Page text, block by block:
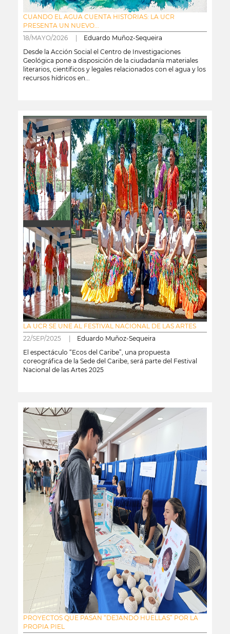
CUANDO EL AGUA CUENTA HISTORIAS: LA UCR
PRESENTA UN NUEVO...
18/MAYO/2026 | Eduardo Muñoz-Sequeira
Desde la Acción Social el Centro de Investigaciones
Geológica pone a disposición de la ciudadanía materiales
literarios, científicos y legales relacionados con el agua y los
recursos hídricos en...
LA UCR SE UNE AL FESTIVAL NACIONAL DE LAS ARTES
22/SEP/2025 | Eduardo Muñoz-Sequeira
El espectáculo “Ecos del Caribe”, una propuesta
coreográfica de la Sede del Caribe, será parte del Festival
Nacional de las Artes 2025
PROYECTOS QUE PASAN “DEJANDO HUELLAS” POR LA
PROPIA PIEL